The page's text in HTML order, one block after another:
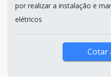
por realizar a instalação e
elétricos
Cotar